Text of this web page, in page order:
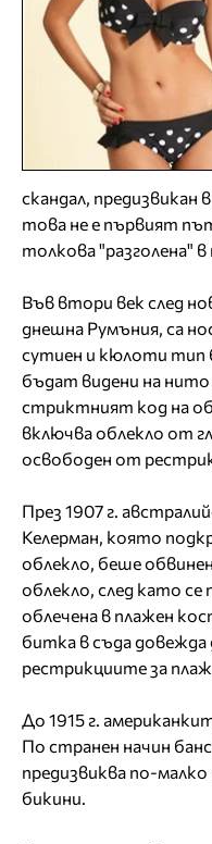
скандал, предизвикан
това не е първият
толкова "разголена"
Във втори век след
днешна Румъния, са
сутиен и кюлоти тип
бъдат видени на нито
стриктният код на
включва облекло от
освободен от
През 1907 г.
Келерман, която
облекло, беше
облекло, след като се
облечена в плажен
битка в съда довежда
рестрикциите за
До 1915 г.
По странен начин
предизвиква по-
бикини.